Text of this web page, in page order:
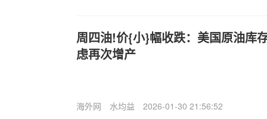
周四油!价{小}幅收跌：美国原油库
虑再次增产
海外网 水均益 2026-01-30 21:56:52